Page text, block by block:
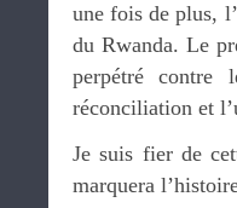
une fois de plus,
du Rwanda. Le
perpétré
réconciliation et
Je suis fier de
marquera